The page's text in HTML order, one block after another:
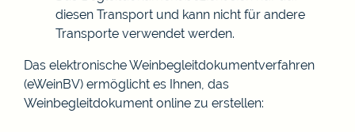
diesen Transport und kann nicht für andere
Transporte verwendet werden.
Das elektronische Weinbegleitdokumentverfahren
(eWeinBV) ermöglicht es Ihnen, das
Weinbegleitdokument online zu erstellen: